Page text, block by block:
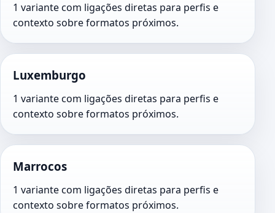
1 variante com ligações diretas para perfis e
contexto sobre formatos próximos.
Luxemburgo
1 variante com ligações diretas para perfis e
contexto sobre formatos próximos.
Marrocos
1 variante com ligações diretas para perfis e
contexto sobre formatos próximos.